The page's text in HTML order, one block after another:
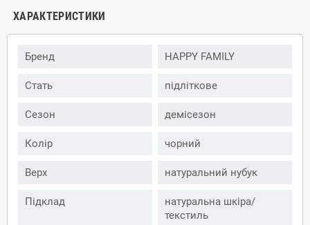
ХАРАКТЕРИСТИКИ
Бренд HAPPY FAMILY
Стать підліткове
Сезон демісезон
Колір чорний
Верх натуральний нубук
Підклад
натуральна шкіра/
текстиль